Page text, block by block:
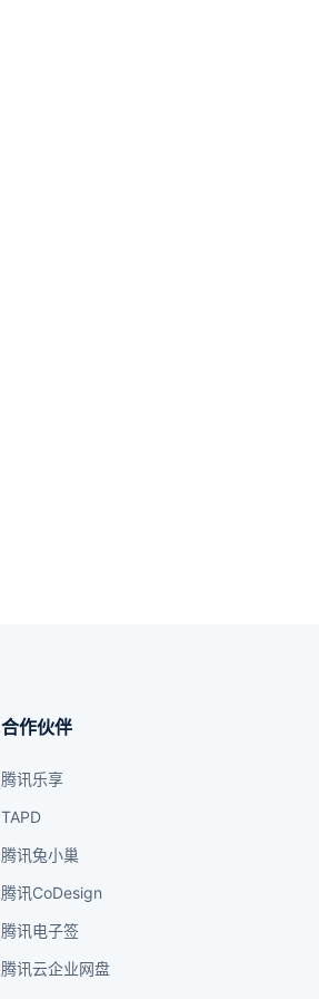
合作伙伴
腾讯乐享
TAPD
腾讯兔小巢
腾讯CoDesign
腾讯电子签
腾讯云企业网盘